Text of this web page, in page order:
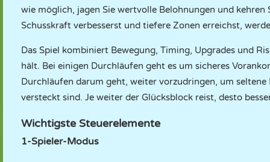
wie möglich, jagen Sie wertvolle Belohnungen und
Schusskraft verbesserst und tiefere Zonen erreichst,
Das Spiel kombiniert Bewegung, Timing, Upgrades und
hält. Bei einigen Durchläufen geht es um sicheres
Durchläufen darum geht, weiter vorzudringen, um
versteckt sind. Je weiter der Glücksblock reist, desto
Wichtigste Steuerelemente
1-Spieler-Modus